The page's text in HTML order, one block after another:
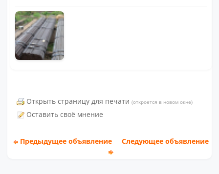
Открыть страницу для печати (откроется в новом окне)
Оставить своё мнение
Предыдущее объявление Следующее объявление